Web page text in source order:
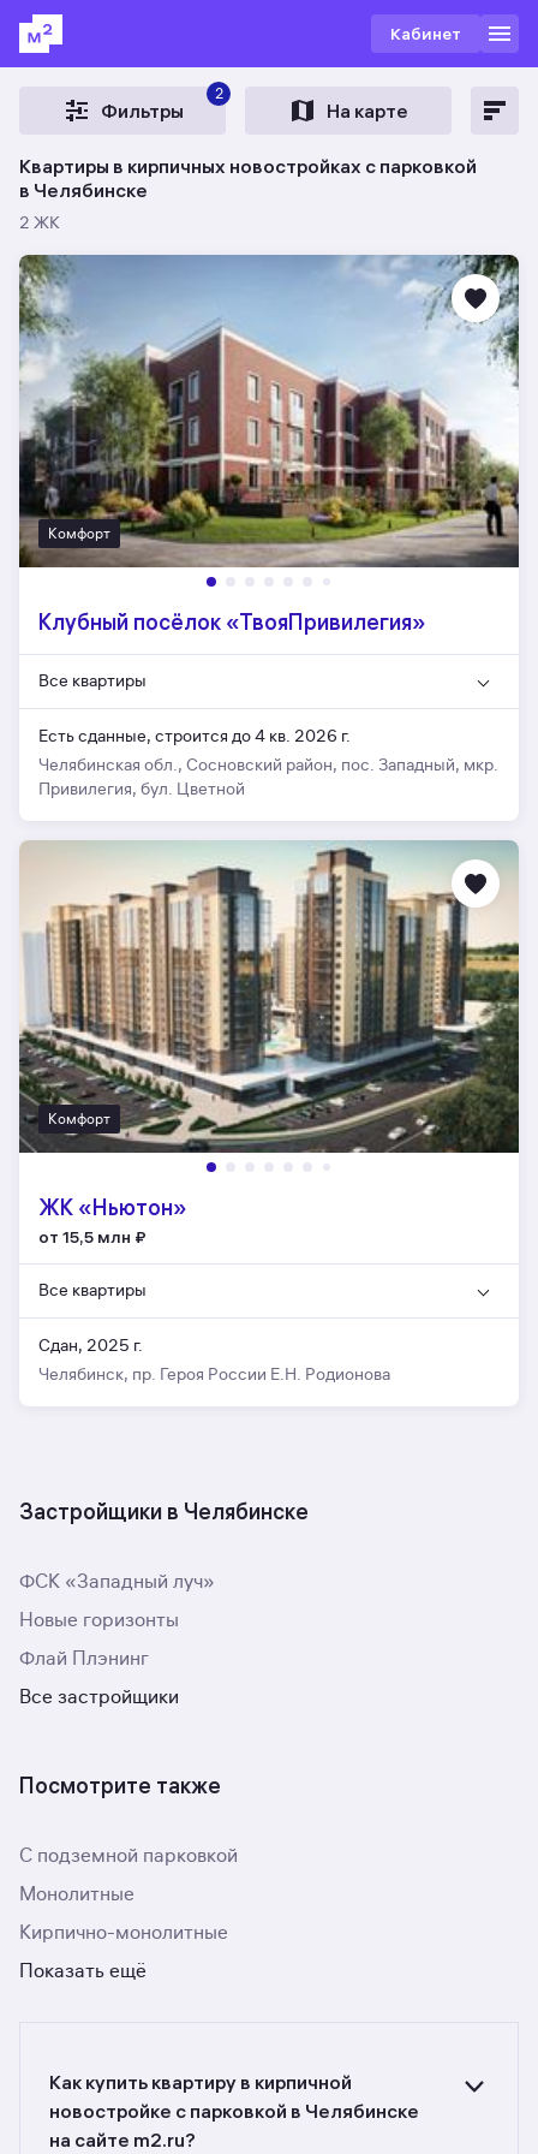
Кабинет
Фильтры
2
На карте
Квартиры в кирпичных новостройках с парковкой
в Челябинске
2 ЖК
Комфорт
Клубный посёлок «ТвояПривилегия»
Все квартиры
Есть сданные, строится до 4 кв. 2026 г.
Челябинская обл., Сосновский район, пос. Западный, мкр.
Привилегия, бул. Цветной
Комфорт
ЖК «Ньютон»
от 15,5 млн ₽
Все квартиры
Сдан, 2025 г.
Челябинск, пр. Героя России Е.Н. Родионова
Застройщики в Челябинске
ФСК «Западный луч»
Новые горизонты
Флай Плэнинг
Все застройщики
Посмотрите также
С подземной парковкой
Монолитные
Кирпично-монолитные
Показать ещё
Как купить квартиру в кирпичной
новостройке с парковкой в Челябинске
на сайте m2.ru?